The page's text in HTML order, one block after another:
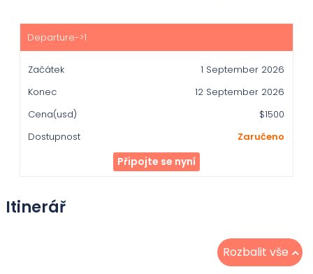
Začátek
Dostupnost
1 September 2026
12 September 2026
$1500
Zaručeno
Připojte se nyní
Itinerář
Rozbalit vše